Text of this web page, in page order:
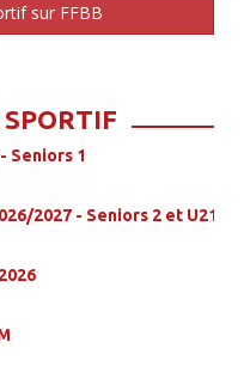
sur FFBB
Seniors 1
2027 - Seniors 2 et U21